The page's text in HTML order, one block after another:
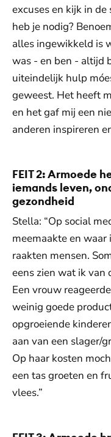
excuses en kijk in
heb je nodig?
alles ingewikkeld is
was - en ben - altijd
uiteindelijk hulp
geweest. Het heeft
en het gaf mij een
anderen inspireren
FEIT 2: Armoede
iemands leven,
gezondheid
Stella: “Op social
meemaakte en
raakten mensen.
eens zien wat ik van
Een vrouw
weinig goede
opgroeiende
aan van een slager/
Op haar kosten
een tas groeten en
vlees.”